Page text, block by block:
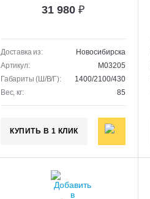
31 980 ₽
Доставка из:
Новосибирска
Артикул:
M03205
Габариты (Ш/В/Г):
1400/2100/430
Вес, кг:
85
КУПИТЬ В 1 КЛИК